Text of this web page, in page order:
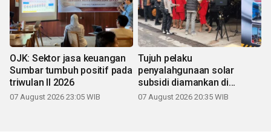
OJK: Sektor jasa keuangan
Sumbar tumbuh positif pada
triwulan II 2026
07 August 2026 23:05 WIB
Tujuh pelaku
penyalahgunaan solar
subsidi diamankan di
Sumbar
07 August 2026 20:35 WIB